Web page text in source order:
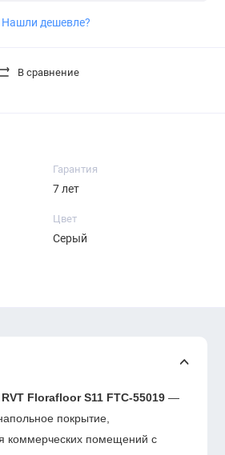
Нашли дешевле?
В сравнение
Гарантия
7 лет
Цвет
Серый
RVT Florafloor S11 FTC-55019 —
покрытие,
коммерческих помещений с